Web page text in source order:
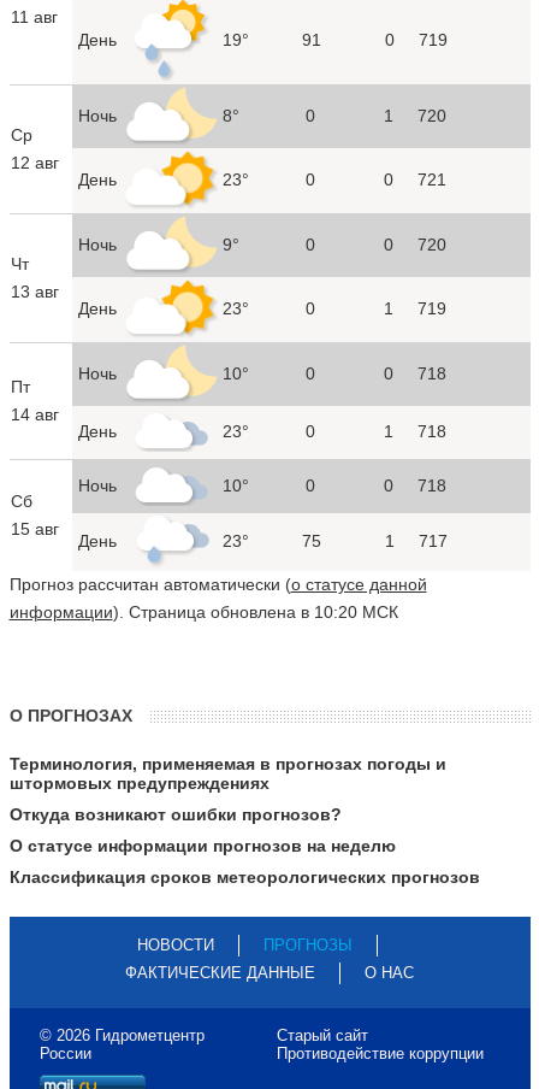
11 авг
День 19° 91 0 719
Ср
12 авг
Ночь 8° 0 1 720
День 23° 0 0 721
Чт
13 авг
Ночь 9° 0 0 720
День 23° 0 1 719
Пт
14 авг
Ночь 10° 0 0 718
День 23° 0 1 718
Сб
15 авг
Ночь 10° 0 0 718
День 23° 75 1 717
Прогноз рассчитан автоматически (о статусе данной
информации). Страница обновлена в 10:20 МСК
О ПРОГНОЗАХ
Терминология, применяемая в прогнозах погоды и
штормовых предупреждениях
Откуда возникают ошибки прогнозов?
О статусе информации прогнозов на неделю
Классификация сроков метеорологических прогнозов
НОВОСТИ
ПРОГНОЗЫ
ФАКТИЧЕСКИЕ ДАННЫЕ
О НАС
© 2026 Гидрометцентр
России
Старый сайт
Противодействие коррупции